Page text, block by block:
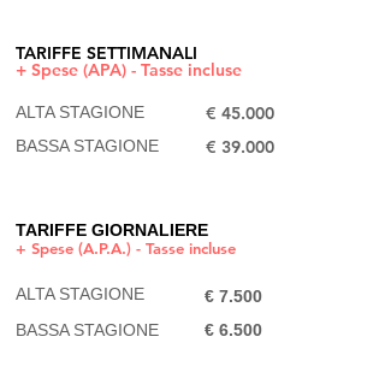
TARIFFE SETTIMANALI
+ Spese (APA) - Tasse incluse
ALTA STAGIONE
BASSA STAGIONE
€ 45.000
€ 39.000​
TARIFFE GIORNALIERE
+ Spese (A.P.A.) - Tasse incluse
ALTA STAGIONE
BASSA STAGIONE
€ 7.500
€ 6.500​